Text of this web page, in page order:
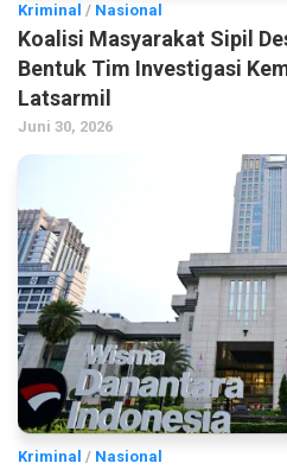
Kriminal / Nasional
Koalisi Masyarakat Sipil
Bentuk Tim Investigasi
Latsarmil
Juni 30, 2026
Kriminal / Nasional